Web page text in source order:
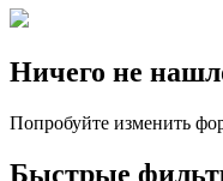
Ничего не
Попробуйте изменить
Быстрые